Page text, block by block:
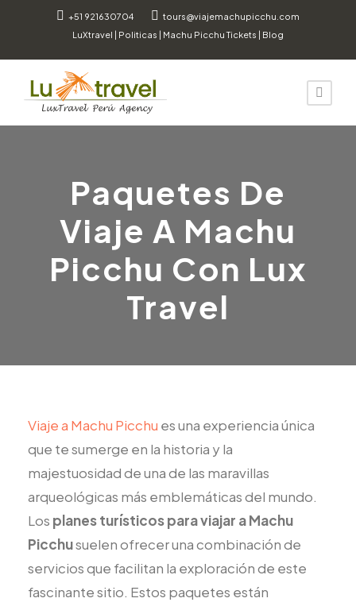
+51 921630704
tours@viajemachupicchu.com
LuXtravel | Politicas | Machu Picchu Tickets | Blog
Paquetes De
Viaje A Machu
Picchu Con Lux
Travel
Viaje a Machu Picchu es una experiencia única
que te sumerge en la historia y la
majestuosidad de una de las maravillas
arqueológicas más emblemáticas del mundo.
Los planes turísticos para viajar a Machu
Picchusuelen ofrecer una combinación de
servicios que facilitan la exploración de este
fascinante sitio. Estos paquetes están